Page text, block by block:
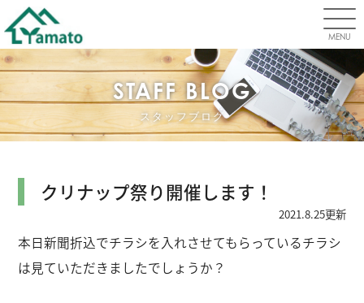
MENU
STAFF BLOG
スタッフブログ
クリナップ祭り開催します！
2021.8.25更新
本日新聞折込でチラシを入れさせてもらっているチラシ
は見ていただきましたでしょうか？